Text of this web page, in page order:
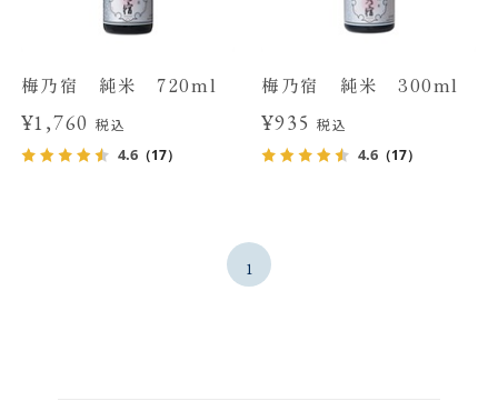
梅乃宿 純米 720ml
¥1,760税込
4.6（17）
梅乃宿 純米 300ml
¥935税込
4.6 （17）
1